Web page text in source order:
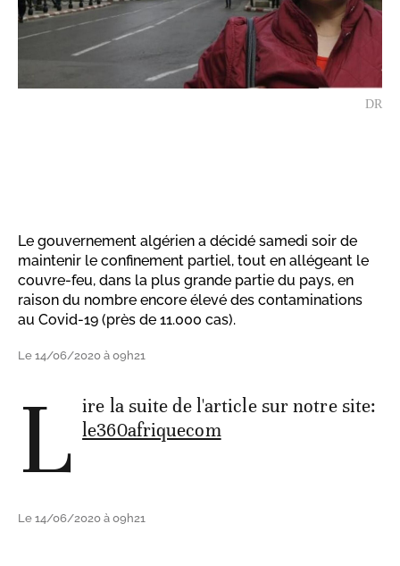
DR
Le gouvernement algérien a décidé samedi soir de
maintenir le confinement partiel, tout en allégeant le
couvre-feu, dans la plus grande partie du pays, en
raison du nombre encore élevé des contaminations
au Covid-19 (près de 11.000 cas).
Le 14/06/2020 à 09h21
L ire la suite de l'article sur notre site:
le360afriquecom
Le 14/06/2020 à 09h21